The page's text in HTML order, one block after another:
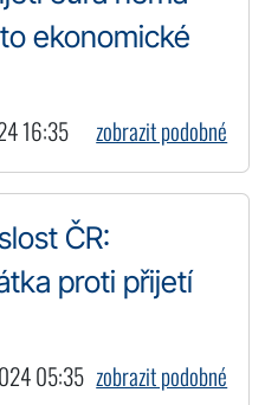
ekonomické
16:35 zobrazit podobné
ČR:
proti přijetí
05:35 zobrazit podobné